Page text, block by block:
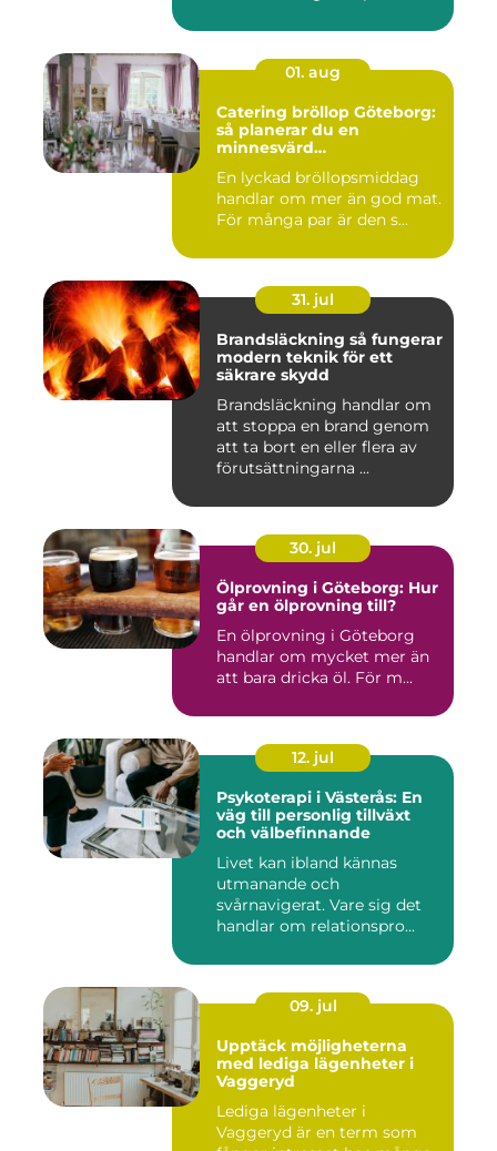
01. aug
Catering bröllop Göteborg:
så planerar du en
minnesvärd
En lyckad bröllopsmiddag
handlar om mer än god mat.
För många par är den s...
31. jul
Brandsläckning så fungerar
modern teknik för ett
säkrare skydd
Brandsläckning handlar om
att stoppa en brand genom
att ta bort en eller flera av
förutsättningarna ...
30. jul
Ölprovning i Göteborg: Hur
går en ölprovning till?
En ölprovning i Göteborg
handlar om mycket mer än
att bara dricka öl. För m...
12. jul
Psykoterapi i Västerås: En
väg till personlig tillväxt
och välbefinnande
Livet kan ibland kännas
utmanande och
svårnavigerat. Vare sig det
handlar om relationspro...
09. jul
Upptäck möjligheterna
med lediga lägenheter i
Vaggeryd
Lediga lägenheter i
Vaggeryd är en term som